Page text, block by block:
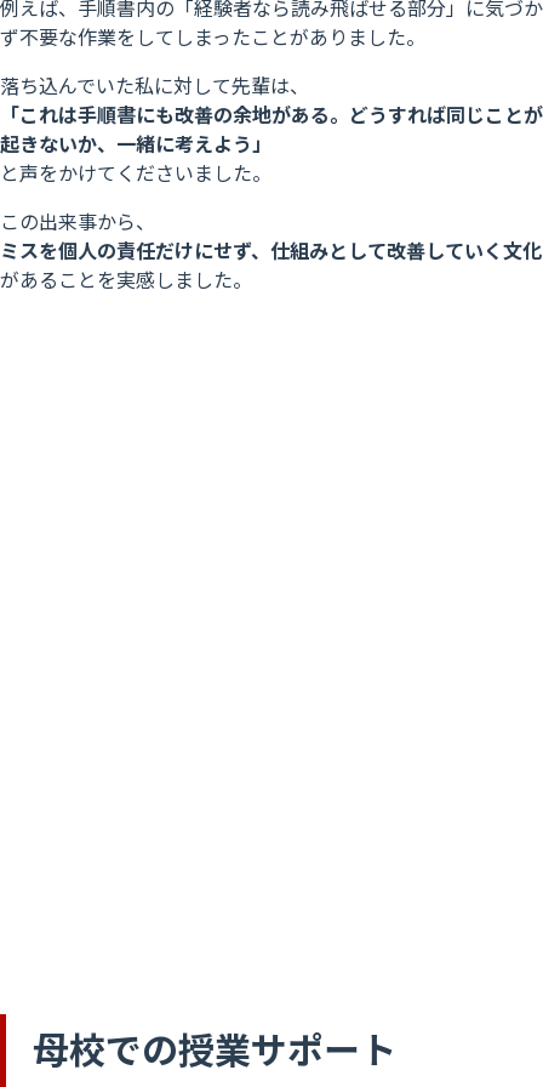
例えば、手順書内の「経験者なら読み飛ばせる部分」に気づか
ず不要な作業をしてしまったことがありました。
落ち込んでいた私に対して先輩は、
「これは手順書にも改善の余地がある。どうすれば同じことが
起きないか、一緒に考えよう」
と声をかけてくださいました。
この出来事から、
ミスを個人の責任だけにせず、仕組みとして改善していく文化
があることを実感しました。
母校での授業サポート